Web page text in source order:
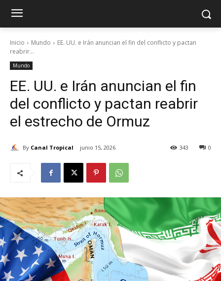
Inicio Mundo
EE. UU. e Irán anuncian el fin del conflicto y pactan
reabrir...
Mundo
EE. UU. e Irán anuncian el fin
del conflicto y pactan reabrir
el estrecho de Ormuz
By Canal Tropical junio 15, 2026 0
343